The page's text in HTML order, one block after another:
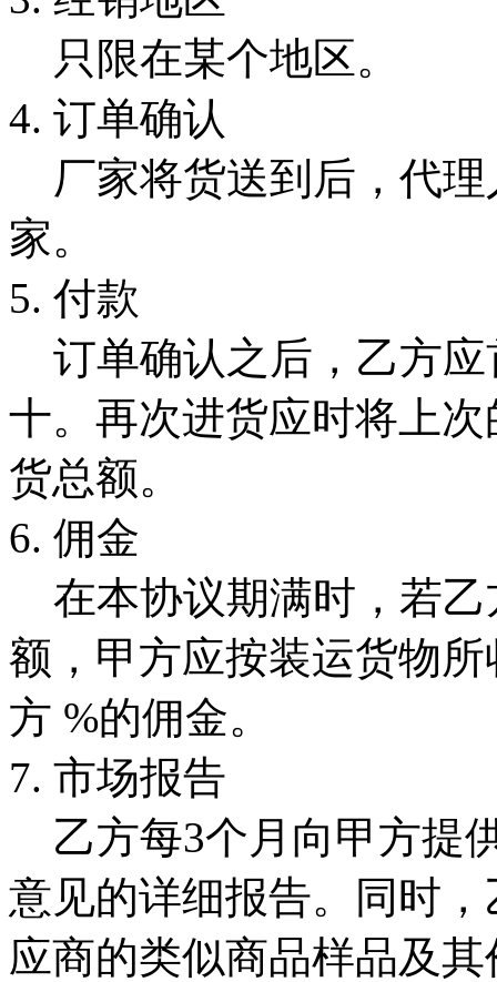
只限在某个地区。
4. 订单确认
厂家将货送到后，代理
家。
5. 付款
订单确认之后，乙方应
十。再次进货应时将上
货总额。
6. 佣金
在本协议期满时，若乙
额，甲方应按装运货物
方 %的佣金。
7. 市场报告
乙方每3个月向甲方提
意见的详细报告。同时
应商的类似商品样品及